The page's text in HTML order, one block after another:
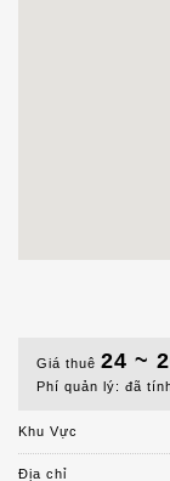
Giá thuê 24 ~
Phí quản lý: đã
Khu Vực
Địa chỉ